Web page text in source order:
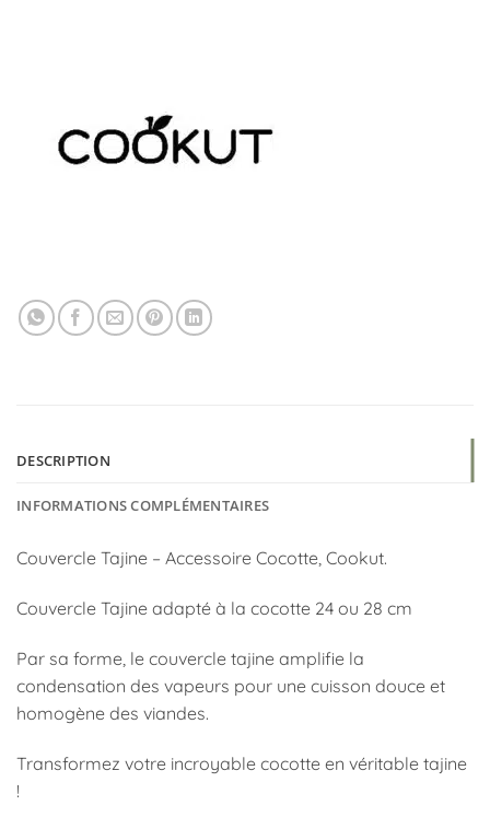
DESCRIPTION
INFORMATIONS COMPLÉMENTAIRES
Couvercle Tajine – Accessoire Cocotte, Cookut.
Couvercle Tajine adapté à la cocotte 24 ou 28 cm
Par sa forme, le couvercle tajine amplifie la
condensation des vapeurs pour une cuisson douce et
homogène des viandes.
Transformez votre incroyable cocotte en véritable tajine
!